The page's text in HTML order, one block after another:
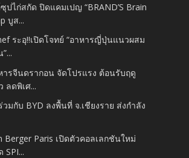
ปไก่สกัด ปิดแคมเปญ “BRAND’S Brain
บูส...
ระอุ!!เปิดโจทย์ “อาหารญี่ปุ่นแนวผสม
ารจีนดรากอน จัดโปรแรง ต้อนรับฤดู
ลดพิเศ...
วมกับ BYD ลงพื้นที่ จ.เชียงราย ส่งกำลัง
Berger Paris เปิดตัวคอลเลกชันใหม่
SPI...